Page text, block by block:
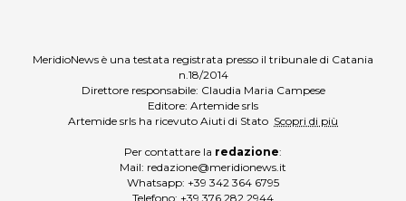
MeridioNews è una testata registrata presso il tribunale di Catania
n.18/2014
Direttore responsabile: Claudia Maria Campese
Editore: Artemide srls
Artemide srls ha ricevuto Aiuti di Stato Scopri di più
Per contattare la redazione:
Mail: redazione@meridionews.it
Whatsapp: +39 342 364 6795
Telefono: +39 376 282 2944